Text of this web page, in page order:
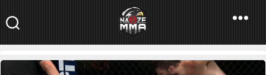
NaszeMMA
NaszeMMA.pl»Aktualności»Świat»UFC»UFC Vegas 30: Tanner